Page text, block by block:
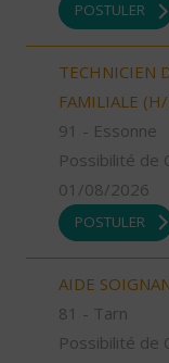
POSTULER
TECHNICIEN
FAMILIALE
91 - Essonne
Possibilité de
01/08/2026
POSTULER
AIDE
81 - Tarn
Possibilité de